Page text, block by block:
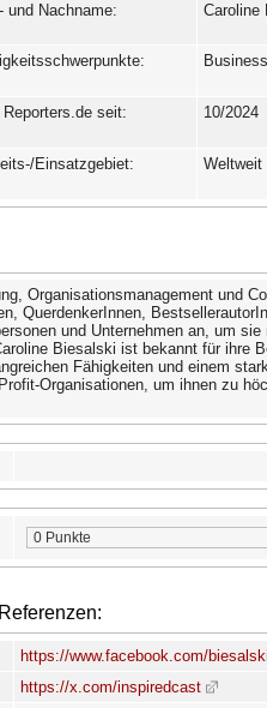
und Nachname: Caroline
Reporters.de seit: 10/2024
Einsatzgebiet: Weltweit
Organisationsmanagement und
QuerdenkerInnen,
und Unternehmen an, um
Biesalski ist bekannt für ihre
Fähigkeiten und einem
Organisationen, um ihnen zu
0 Punkte
https://www.facebook.com/
https://x.com/inspiredcast